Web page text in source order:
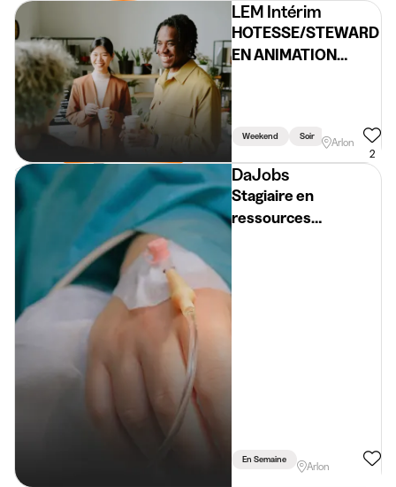
LEM Intérim
HOTESSE/STEWARD
EN ANIMATION
(H/F/X)
Weekend Soir
Arlon
2
DaJobs
Stagiaire en
ressources
En Semaine
Arlon